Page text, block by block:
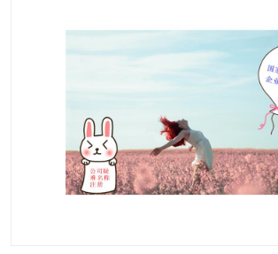
公司转让